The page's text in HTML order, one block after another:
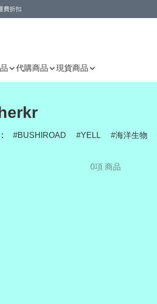
費折扣
代購商品 現貨商品
BUSHIROAD YELL 海洋生物
0項 商品